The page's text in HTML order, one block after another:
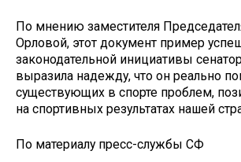
По мнению заместителя
Орловой, этот документ пример
законодательной инициативы
выразила надежду, что он реально
существующих в спорте проблем,
на спортивных результатах нашей
По материалу пресс-службы СФ